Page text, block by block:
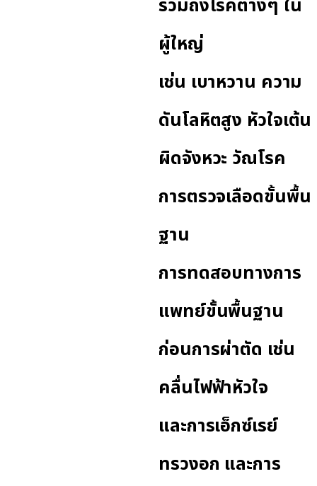
รวมถึงโรคต่างๆ ใน
ผู้ใหญ่
เช่น เบาหวาน ความ
ดันโลหิตสูง หัวใจเต้น
ผิดจังหวะ วัณโรค
การตรวจเลือดขั้นพื้น
ฐาน
การทดสอบทางการ
แพทย์ขั้นพื้นฐาน
ก่อนการผ่าตัด เช่น
คลื่นไฟฟ้าหัวใจ
และการเอ็กซ์เรย์
ทรวงอก และการ